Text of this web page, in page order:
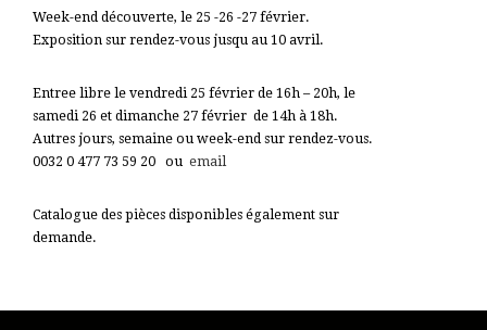
Week-end découverte, le 25 -26 -27 février.
Exposition sur rendez-vous jusqu au 10 avril.
Entree libre le vendredi 25 février de 16h – 20h, le
samedi 26 et dimanche 27 février de 14h à 18h.
Autres jours, semaine ou week-end sur rendez-vous.
0032 0 477 73 59 20 ou email
Catalogue des pièces disponibles également sur
demande.